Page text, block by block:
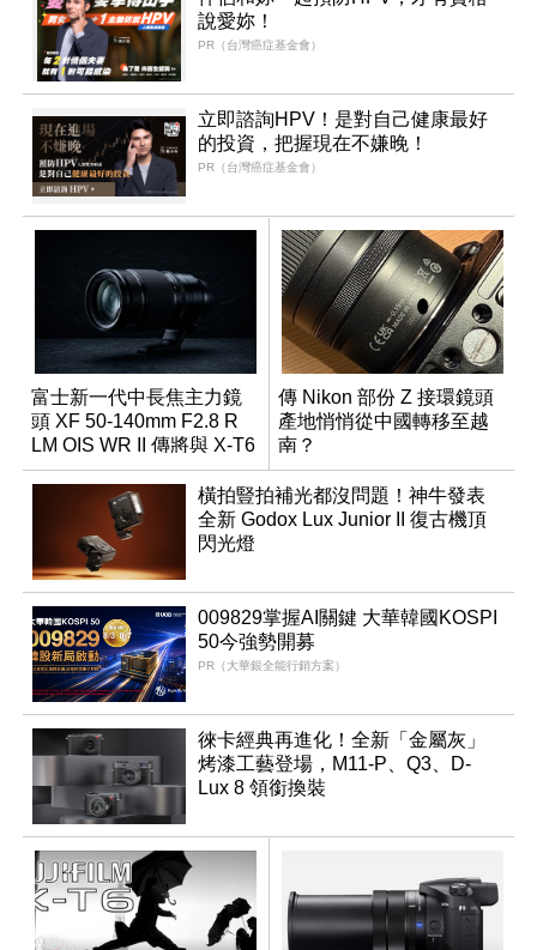
說愛妳！
PR（台灣癌症基金會）
立即諮詢HPV！是對自己健康最好
的投資，把握現在不嫌晚！
PR（台灣癌症基金會）
富士新一代中長焦主力鏡
頭 XF 50-140mm F2.8 R
LM OIS WR II 傳將與 X-T6
同步亮相
傳 Nikon 部份 Z 接環鏡頭
產地悄悄從中國轉移至越
南？
橫拍豎拍補光都沒問題！神牛發表
全新 Godox Lux Junior II 復古機頂
閃光燈
009829掌握AI關鍵 大華韓國KOSPI
50今強勢開募
PR（大華銀全能行銷方案）
徠卡經典再進化！全新「金屬灰」
烤漆工藝登場，M11-P、Q3、D-
Lux 8 領銜換裝